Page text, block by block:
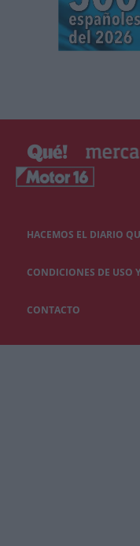
HACEMOS EL DIARIO
CONDICIONES DE USO
CONTACTO